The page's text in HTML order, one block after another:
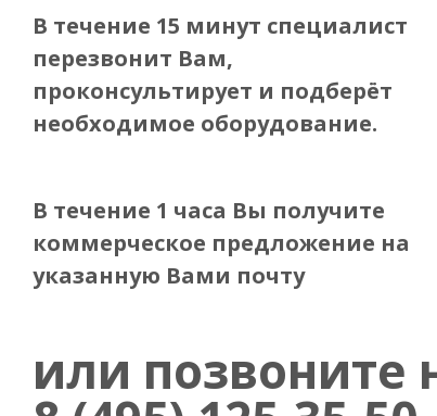
В течение 15 минут специалист
перезвонит Вам,
проконсультирует и подберёт
необходимое оборудование.
В течение 1 часа Вы получите
коммерческое предложение на
указанную Вами почту
или позвоните